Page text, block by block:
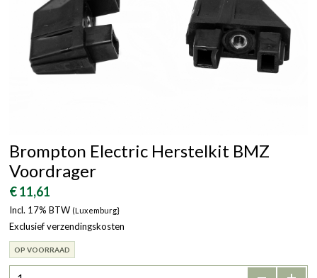
Brompton Electric Herstelkit BMZ
Voordrager
€ 11,61
Incl. 17% BTW (Luxemburg}
Exclusief verzendingskosten
OP VOORRAAD
- +